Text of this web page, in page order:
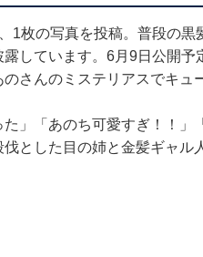
1枚の写真を投稿。普段の黒
しています。6月9日公開
さんのミステリアスでキュ
」「あのち可愛すぎ！！」
とした目の姉と金髪ギャル